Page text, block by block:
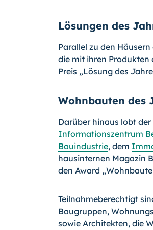
Lösungen des
Parallel zu den
die mit ihren
Preis „Lösung des
Wohnbauten des
Darüber hinaus lobt
Informationszentrum
Bauindustrie, dem
hausinternen Magazin
den Award
Teilnahmeberechtigt
Baugruppen,
sowie Architekten, die